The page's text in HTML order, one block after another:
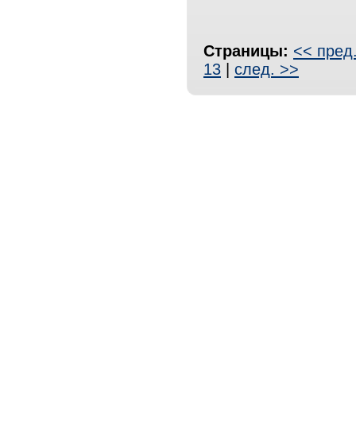
Страницы: <<
13
след. >>